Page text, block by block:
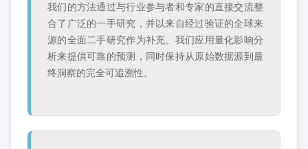
我们的方法通过与行业参与者和专家的直接交流整
合了广泛的一手研究，并以来自经过验证的全球来
源的全面二手研究作为补充。我们应用量化影响分
析来提供可靠的预测，同时保持从原始数据源到最
终洞察的完全可追溯性。